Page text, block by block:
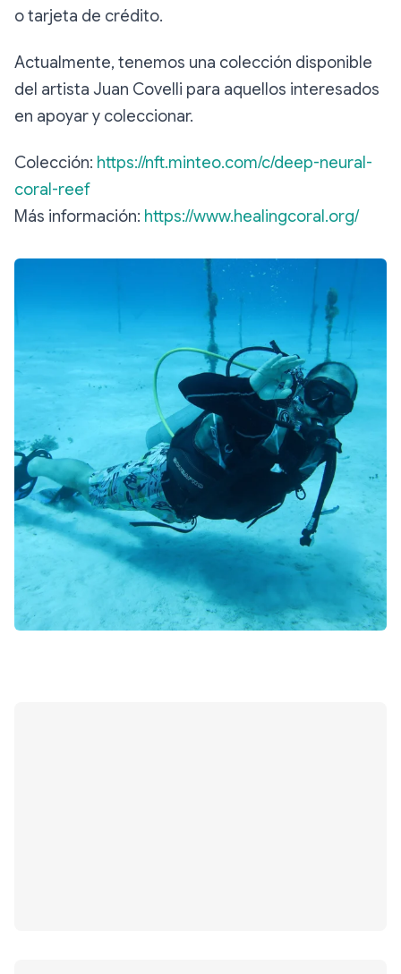
o tarjeta de crédito.
Actualmente, tenemos una colección disponible
del artista Juan Covelli para aquellos interesados
en apoyar y coleccionar.
Colección: https://nft.minteo.com/c/deep-neural-
coral-reef
Más información: https://www.healingcoral.org/